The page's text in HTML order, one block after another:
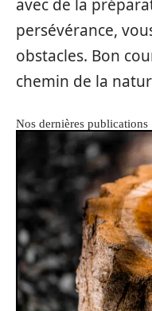
avec de la
persévérance,
obstacles. Bon
chemin de la
Nos dernières publications